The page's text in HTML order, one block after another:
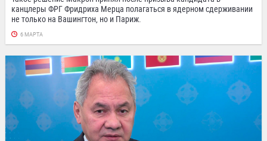
канцлеры ФРГ Фридриха Мерца полагаться в ядерном сдерживании
не только на Вашингтон, но и Париж.
6 МАРТА